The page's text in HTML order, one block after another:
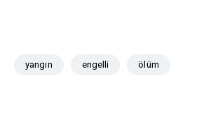
yangın engelli ölüm